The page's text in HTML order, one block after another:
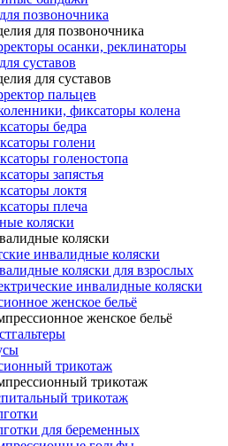
позвоночника
для позвоночника
осанки, реклинаторы
суставов
для суставов
пальцев
фиксаторы колена
бедра
голени
голеностопа
запястья
локтя
плеча
коляски
коляски
инвалидные коляски
коляски для взрослых
инвалидные коляски
женское бельё
женское бельё
трикотаж
трикотаж
трикотаж
для беременных